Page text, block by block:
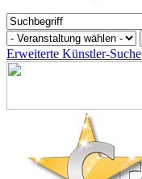
Erweiterte Künstler-Suche